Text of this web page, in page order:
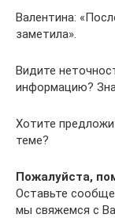
Валентина:
заметила».
Видите
информацию?
Хотите
теме?
Пожалуйста,
Оставьте
мы свяжемся с